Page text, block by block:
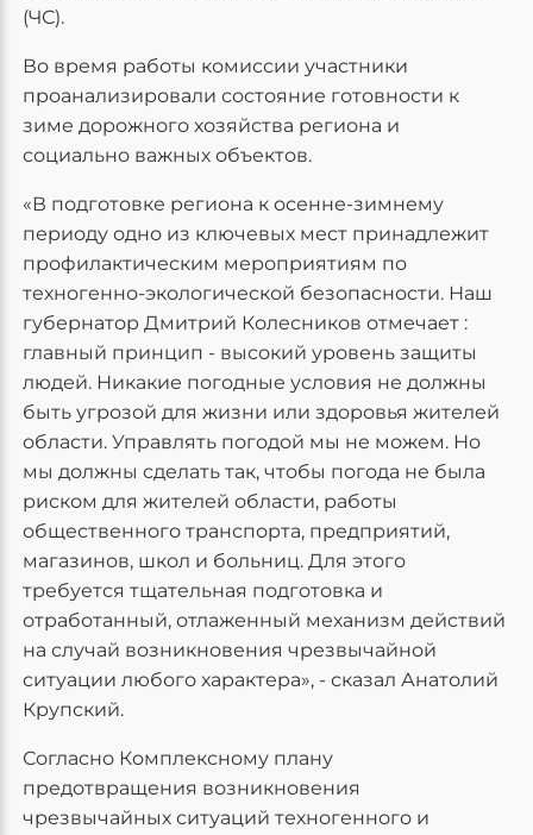
(ЧС).
Во время работы комиссии участники
проанализировали состояние готовности к
зиме дорожного хозяйства региона и
социально важных объектов.
«В подготовке региона к осенне-зимнему
периоду одно из ключевых мест принадлежит
профилактическим мероприятиям по
техногенно-экологической безопасности. Наш
губернатор Дмитрий Колесников отмечает :
главный принцип - высокий уровень защиты
людей. Никакие погодные условия не должны
быть угрозой для жизни или здоровья жителей
области. Управлять погодой мы не можем. Но
мы должны сделать так, чтобы погода не была
риском для жителей области, работы
общественного транспорта, предприятий,
магазинов, школ и больниц. Для этого
требуется тщательная подготовка и
отработанный, отлаженный механизм действий
на случай возникновения чрезвычайной
ситуации любого характера», - сказал Анатолий
Крупский.
Согласно Комплексному плану
предотвращения возникновения
чрезвычайных ситуаций техногенного и